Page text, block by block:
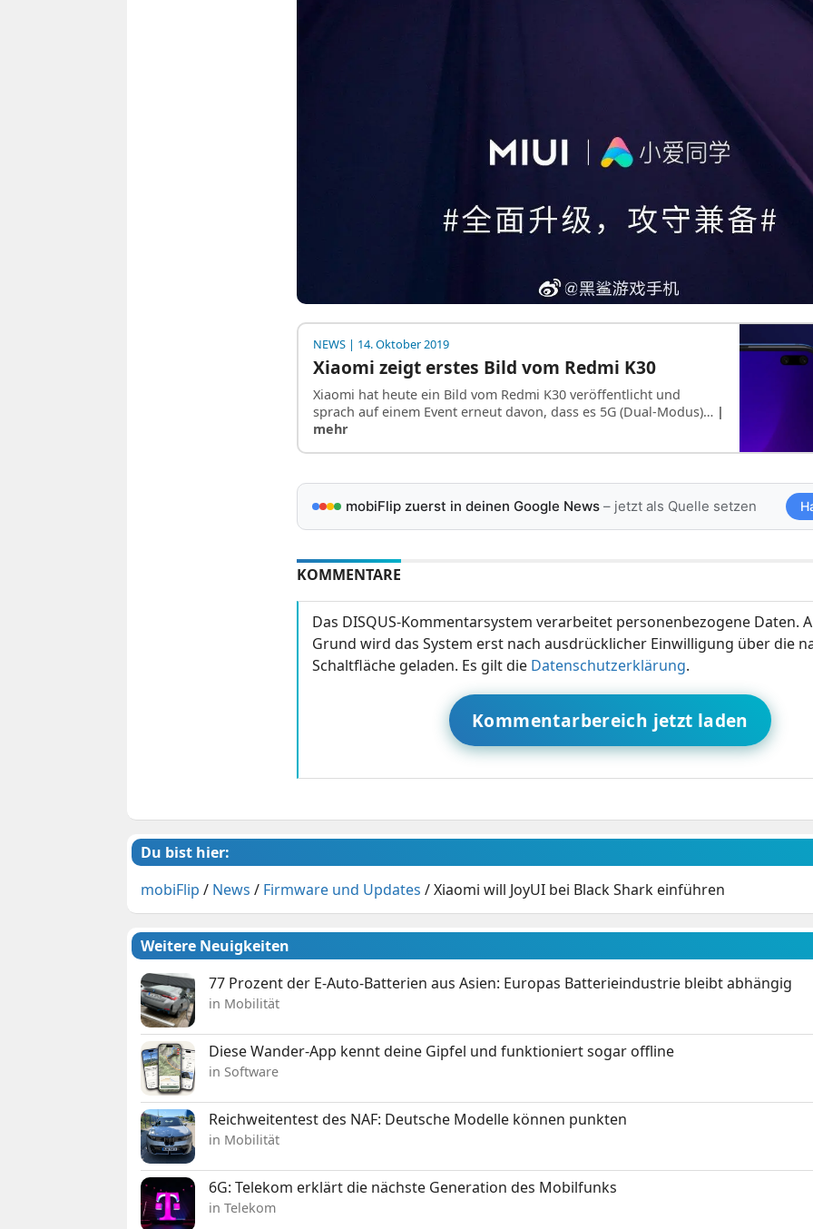
NEWS| 14. Oktober 2019
Xiaomi zeigt erstes Bild vom Redmi K30
Xiaomi hat heute ein Bild vom Redmi K30 veröffentlicht und
sprach auf einem Event erneut davon, dass es 5G (Dual-Modus)… |
mehr
mobiFlip zuerst in deinen Google News– jetzt als Quelle setzen
KOMMENTARE
Das DISQUS-Kommentarsystem verarbeitet personenbezogene Daten.
Grund wird das System erst nach ausdrücklicher Einwilligung über die
Schaltfläche geladen. Es gilt die Datenschutzerklärung.
Kommentarbereich jetzt laden
Du bist hier:
mobiFlip / News / Firmware und Updates /Xiaomi will JoyUI bei Black Shark einführen
Weitere Neuigkeiten
77 Prozent der E-Auto-Batterien aus Asien: Europas Batterieindustrie bleibt abhängig
in Mobilität
Diese Wander-App kennt deine Gipfel und funktioniert sogar offline
in Software
Reichweitentest des NAF: Deutsche Modelle können punkten
in Mobilität
6G: Telekom erklärt die nächste Generation des Mobilfunks
in Telekom